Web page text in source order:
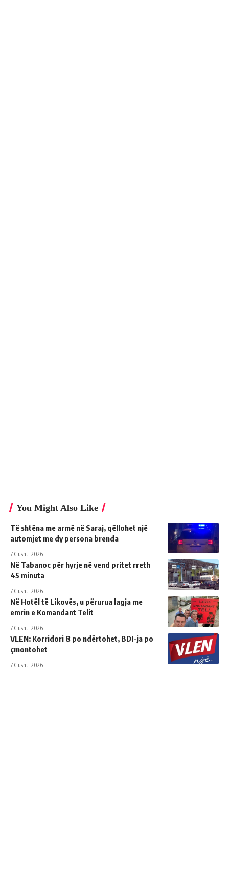
You Might Also Like
Të shtëna me armë në Saraj, qëllohet një
automjet me dy persona brenda
7 Gusht, 2026
Në Tabanoc për hyrje në vend pritet rreth
45 minuta
7 Gusht, 2026
Në Hotël të Likovës, u përurua lagja me
emrin e Komandant Telit
7 Gusht, 2026
VLEN: Korridori 8 po ndërtohet, BDI-ja po
çmontohet
7 Gusht, 2026